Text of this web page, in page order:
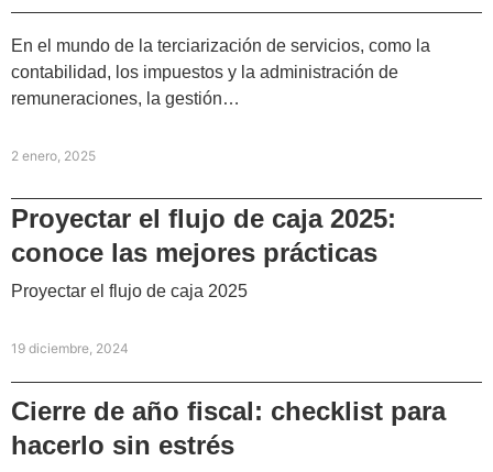
En el mundo de la terciarización de servicios, como la
contabilidad, los impuestos y la administración de
remuneraciones, la gestión…
2 enero, 2025
Proyectar el flujo de caja 2025:
conoce las mejores prácticas
Proyectar el flujo de caja 2025
19 diciembre, 2024
Cierre de año fiscal: checklist para
hacerlo sin estrés